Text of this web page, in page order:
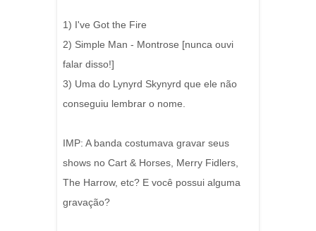
1) I've Got the Fire
2) Simple Man - Montrose [nunca ouvi
falar disso!]
3) Uma do Lynyrd Skynyrd que ele não
conseguiu lembrar o nome.
IMP: A banda costumava gravar seus
shows no Cart & Horses, Merry Fidlers,
The Harrow, etc? E você possui alguma
gravação?